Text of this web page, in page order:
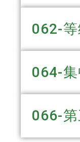
062-
064-
066-